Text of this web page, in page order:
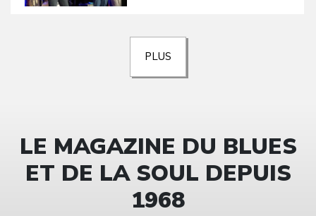
PLUS
LE MAGAZINE DU BLUES
ET DE LA SOUL DEPUIS
1968